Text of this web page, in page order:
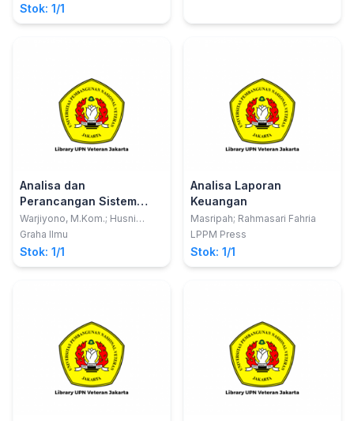
Stok: 1/1
Analisa dan
Perancangan Sistem
Informasi Akuntansi;
Desain dan Implementasi
Warjiyono, M.Kom.; Husni
Faqih, M.Kom.
Graha Ilmu
Stok: 1/1
Analisa Laporan
Keuangan
Masripah; Rahmasari Fahria
LPPM Press
Stok: 1/1